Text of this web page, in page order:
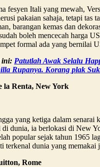
fesyen Itali yang mewah,
pakaian sahaja, tetapi tas
barangan kemas dan
boleh mencecah harga
formal ada yang bernilai
ini: Patutlah Awak Selalu
Rupanya. Korang plak
la Renta, New York
yang ketiga dalam senarai
di dunia, ia berlokasi di New
popular sejak tahun 1965
terkenal dunia yang memakai
Rome